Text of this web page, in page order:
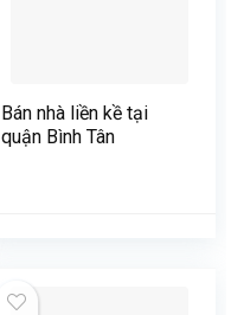
Bán nhà liền kề tại
quận Bình Tân